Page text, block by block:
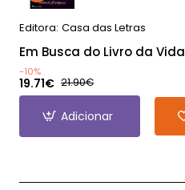
Editora: Casa das Letras
Em Busca do Livro da Vida
-10%
19.71€ 21.90€
Adicionar